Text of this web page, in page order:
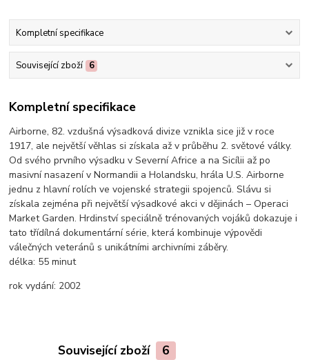
Kompletní specifikace
Související zboží 6
Kompletní specifikace
Airborne, 82. vzdušná výsadková divize vznikla sice již v roce
1917, ale největší věhlas si získala až v průběhu 2. světové války.
Od svého prvního výsadku v Severní Africe a na Sicílii až po
masivní nasazení v Normandii a Holandsku, hrála U.S. Airborne
jednu z hlavní rolích ve vojenské strategii spojenců. Slávu si
získala zejména při největší výsadkové akci v dějinách – Operaci
Market Garden. Hrdinství speciálně trénovaných vojáků dokazuje i
tato třídílná dokumentární série, která kombinuje výpovědi
válečných veteránů s unikátními archivními záběry.
délka: 55 minut
rok vydání: 2002
Související zboží 6